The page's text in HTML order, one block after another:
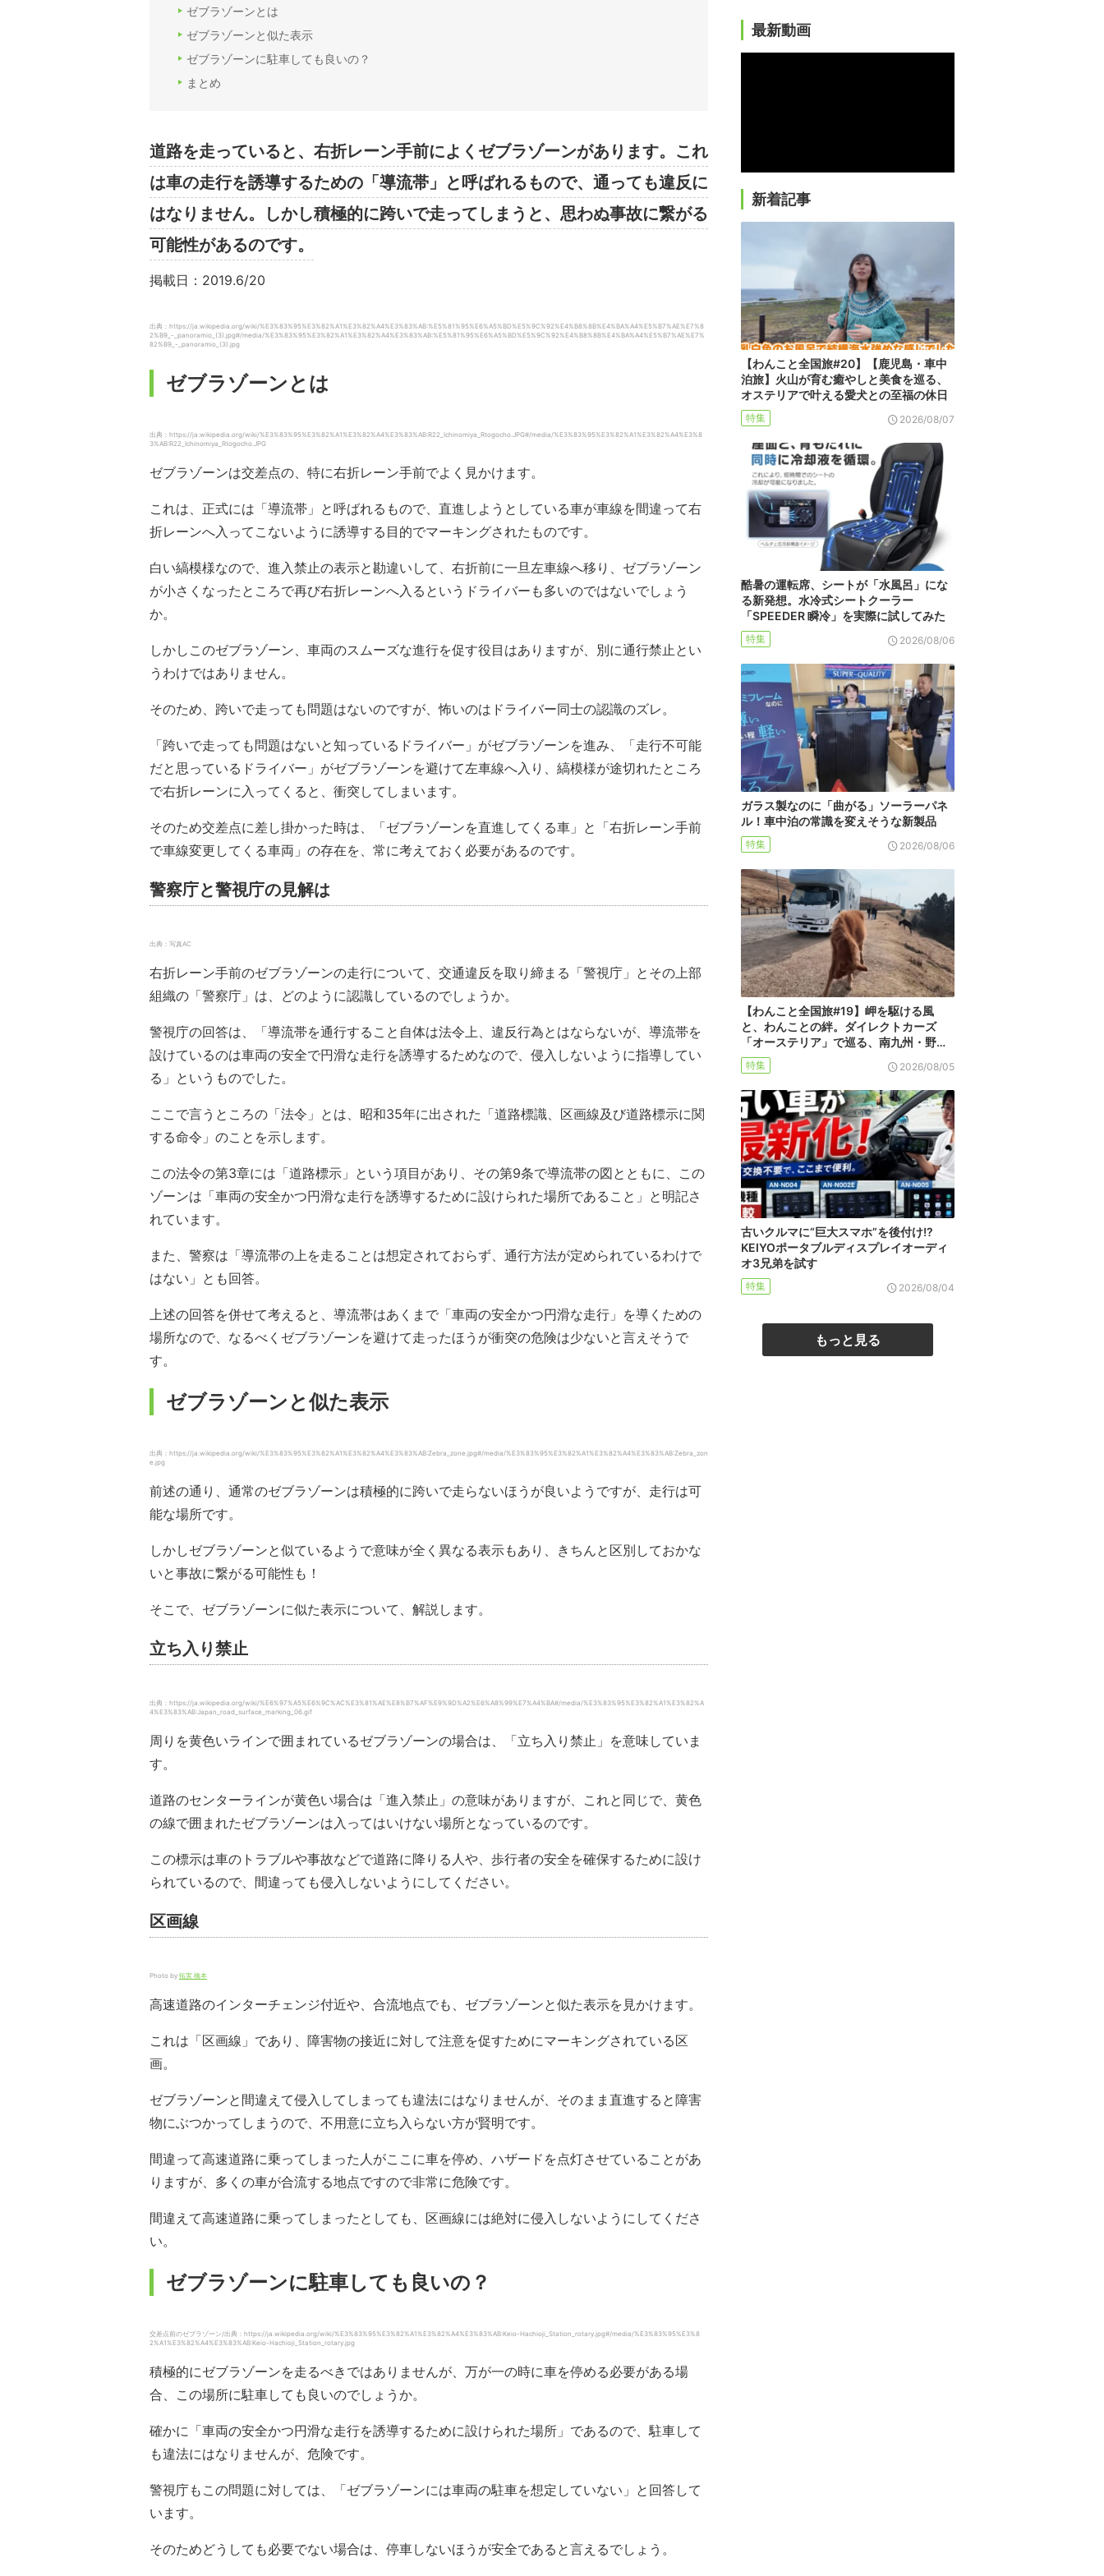
ゼブラゾーンとは
ゼブラゾーンと似た表示
ゼブラゾーンに駐車しても良いの？
まとめ
道路を走っていると、右折レーン手前によくゼブラゾーンがあります。これ
は車の走行を誘導するための「導流帯」と呼ばれるもので、通っても違反に
はなりません。しかし積極的に跨いで走ってしまうと、思わぬ事故に繋がる
可能性があるのです。
掲載日：2019.6/20
出典：https://ja.wikipedia.org/wiki/%E3%83%95%E3%82%A1%E3%82%A4%E3%83%AB:%E5%81%95%E6%A5%BD%E5%9C%92%E4%B8%8B%E4%BA%A4%E5%B7%AE%E7%8
2%B9_-_panoramio_(3).jpg#/media/%E3%83%95%E3%82%A1%E3%82%A4%E3%83%AB:%E5%81%95%E6%A5%BD%E5%9C%92%E4%B8%8B%E4%BA%A4%E5%B7%AE%E7%
82%B9_-_panoramio_(3).jpg
ゼブラゾーンとは
出典：https://ja.wikipedia.org/wiki/%E3%83%95%E3%82%A1%E3%82%A4%E3%83%AB:R22_Ichinomiya_Rtogocho.JPG#/media/%E3%83%95%E3%82%A1%E3%82%A4%E3%8
3%AB:R22_Ichinomiya_Rtogocho.JPG
ゼブラゾーンは交差点の、特に右折レーン手前でよく見かけます。
これは、正式には「導流帯」と呼ばれるもので、直進しようとしている車が車線を間違って右
折レーンへ入ってこないように誘導する目的でマーキングされたものです。
白い縞模様なので、進入禁止の表示と勘違いして、右折前に一旦左車線へ移り、ゼブラゾーン
が小さくなったところで再び右折レーンへ入るというドライバーも多いのではないでしょう
か。
しかしこのゼブラゾーン、車両のスムーズな進行を促す役目はありますが、別に通行禁止とい
うわけではありません。
そのため、跨いで走っても問題はないのですが、怖いのはドライバー同士の認識のズレ。
「跨いで走っても問題はないと知っているドライバー」がゼブラゾーンを進み、「走行不可能
だと思っているドライバー」がゼブラゾーンを避けて左車線へ入り、縞模様が途切れたところ
で右折レーンに入ってくると、衝突してしまいます。
そのため交差点に差し掛かった時は、「ゼブラゾーンを直進してくる車」と「右折レーン手前
で車線変更してくる車両」の存在を、常に考えておく必要があるのです。
警察庁と警視庁の見解は
出典：写真AC
右折レーン手前のゼブラゾーンの走行について、交通違反を取り締まる「警視庁」とその上部
組織の「警察庁」は、どのように認識しているのでしょうか。
警視庁の回答は、「導流帯を通行すること自体は法令上、違反行為とはならないが、導流帯を
設けているのは車両の安全で円滑な走行を誘導するためなので、侵入しないように指導してい
る」というものでした。
ここで言うところの「法令」とは、昭和35年に出された「道路標識、区画線及び道路標示に関
する命令」のことを示します。
この法令の第3章には「道路標示」という項目があり、その第9条で導流帯の図とともに、この
ゾーンは「車両の安全かつ円滑な走行を誘導するために設けられた場所であること」と明記さ
れています。
また、警察は「導流帯の上を走ることは想定されておらず、通行方法が定められているわけで
はない」とも回答。
上述の回答を併せて考えると、導流帯はあくまで「車両の安全かつ円滑な走行」を導くための
場所なので、なるべくゼブラゾーンを避けて走ったほうが衝突の危険は少ないと言えそうで
す。
ゼブラゾーンと似た表示
出典：https://ja.wikipedia.org/wiki/%E3%83%95%E3%82%A1%E3%82%A4%E3%83%AB:Zebra_zone.jpg#/media/%E3%83%95%E3%82%A1%E3%82%A4%E3%83%AB:Zebra_zon
e.jpg
前述の通り、通常のゼブラゾーンは積極的に跨いで走らないほうが良いようですが、走行は可
能な場所です。
しかしゼブラゾーンと似ているようで意味が全く異なる表示もあり、きちんと区別しておかな
いと事故に繋がる可能性も！
そこで、ゼブラゾーンに似た表示について、解説します。
立ち入り禁止
出典：https://ja.wikipedia.org/wiki/%E6%97%A5%E6%9C%AC%E3%81%AE%E8%B7%AF%E9%9D%A2%E6%A8%99%E7%A4%BA#/media/%E3%83%95%E3%82%A1%E3%82%A
4%E3%83%AB:Japan_road_surface_marking_06.gif
周りを黄色いラインで囲まれているゼブラゾーンの場合は、「立ち入り禁止」を意味していま
す。
道路のセンターラインが黄色い場合は「進入禁止」の意味がありますが、これと同じで、黄色
の線で囲まれたゼブラゾーンは入ってはいけない場所となっているのです。
この標示は車のトラブルや事故などで道路に降りる人や、歩行者の安全を確保するために設け
られているので、間違っても侵入しないようにしてください。
区画線
Photo by 拓実 橋本
高速道路のインターチェンジ付近や、合流地点でも、ゼブラゾーンと似た表示を見かけます。
これは「区画線」であり、障害物の接近に対して注意を促すためにマーキングされている区
画。
ゼブラゾーンと間違えて侵入してしまっても違法にはなりませんが、そのまま直進すると障害
物にぶつかってしまうので、不用意に立ち入らない方が賢明です。
間違って高速道路に乗ってしまった人がここに車を停め、ハザードを点灯させていることがあ
りますが、多くの車が合流する地点ですので非常に危険です。
間違えて高速道路に乗ってしまったとしても、区画線には絶対に侵入しないようにしてくださ
い。
ゼブラゾーンに駐車しても良いの？
交差点前のゼブラゾーン/出典：https://ja.wikipedia.org/wiki/%E3%83%95%E3%82%A1%E3%82%A4%E3%83%AB:Keio-Hachioji_Station_rotary.jpg#/media/%E3%83%95%E3%8
2%A1%E3%82%A4%E3%83%AB:Keio-Hachioji_Station_rotary.jpg
積極的にゼブラゾーンを走るべきではありませんが、万が一の時に車を停める必要がある場
合、この場所に駐車しても良いのでしょうか。
確かに「車両の安全かつ円滑な走行を誘導するために設けられた場所」であるので、駐車して
も違法にはなりませんが、危険です。
警視庁もこの問題に対しては、「ゼブラゾーンには車両の駐車を想定していない」と回答して
います。
そのためどうしても必要でない場合は、停車しないほうが安全であると言えるでしょう。
最新動画
新着記事
【わんこと全国旅#20】【鹿児島・車中
泊旅】火山が育む癒やしと美食を巡る、
オステリアで叶える愛犬との至福の休日
特集 2026/08/07
酷暑の運転席、シートが「水風呂」にな
る新発想。水冷式シートクーラー
「SPEEDER 瞬冷」を実際に試してみた
特集 2026/08/06
ガラス製なのに「曲がる」ソーラーパネ
ル！車中泊の常識を変えそうな新製品
特集 2026/08/06
【わんこと全国旅#19】岬を駆ける風
と、わんことの絆。ダイレクトカーズ
「オーステリア」で巡る、南九州・野…
特集 2026/08/05
古いクルマに“巨大スマホ”を後付け!?
KEIYOポータブルディスプレイオーディ
オ3兄弟を試す
特集 2026/08/04
もっと見る